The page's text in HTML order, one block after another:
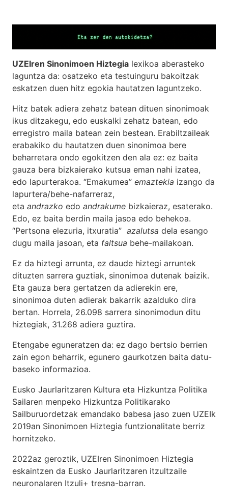
UZEIren Sinonimoen Hiztegia lexikoa aberasteko
laguntza da: osatzeko eta testuinguru bakoitzak
eskatzen duen hitz egokia hautatzen laguntzeko.
Hitz batek adiera zehatz batean dituen sinonimoak
ikus ditzakegu, edo euskalki zehatz batean, edo
erregistro maila batean zein bestean. Erabiltzaileak
erabakiko du hautatzen duen sinonimoa bere
beharretara ondo egokitzen den ala ez: ez baita
gauza bera bizkaierako kutsua eman nahi izatea,
edo lapurterakoa. “Emakumea” emaztekia izango da
lapurtera/behe-nafarreraz,
eta andrazko edo andrakume bizkaieraz, esaterako.
Edo, ez baita berdin maila jasoa edo behekoa.
“Pertsona elezuria, itxuratia” azalutsa dela esango
dugu maila jasoan, eta faltsua behe-mailakoan.
Ez da hiztegi arrunta, ez daude hiztegi arruntek
dituzten sarrera guztiak, sinonimoa dutenak baizik.
Eta gauza bera gertatzen da adierekin ere,
sinonimoa duten adierak bakarrik azalduko dira
bertan. Horrela, 26.098 sarrera sinonimodun ditu
hiztegiak, 31.268 adiera guztira.
Etengabe eguneratzen da: ez dago bertsio berrien
zain egon beharrik, egunero gaurkotzen baita datu-
baseko informazioa.
Eusko Jaurlaritzaren Kultura eta Hizkuntza Politika
Sailaren menpeko Hizkuntza Politikarako
Sailburuordetzak emandako babesa jaso zuen UZEIk
2019an Sinonimoen Hiztegia funtzionalitate berriz
hornitzeko.
2022az geroztik, UZEIren Sinonimoen Hiztegia
eskaintzen da Eusko Jaurlaritzaren itzultzaile
neuronalaren Itzuli+ tresna-barran.